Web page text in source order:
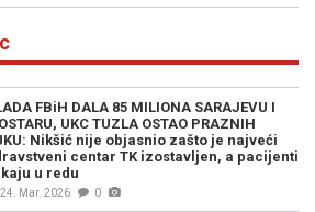
FBiH DALA 85 MILIONA SARAJEVU I
UKC TUZLA OSTAO PRAZNIH
Nikšić nije objasnio zašto je najveći
centar TK izostavljen, a pacijenti
u redu
24. Mar. 2026 0